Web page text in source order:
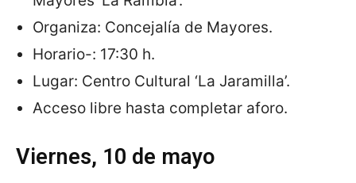
Organiza: Concejalía de Mayores.
Horario-: 17:30 h.
Lugar: Centro Cultural ‘La Jaramilla’.
Acceso libre hasta completar aforo.
Viernes, 10 de mayo